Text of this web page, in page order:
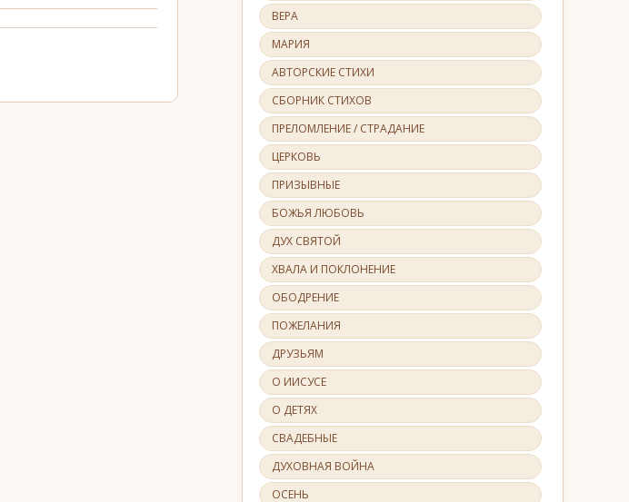
ВЕРА
МАРИЯ
АВТОРСКИЕ СТИХИ
СБОРНИК СТИХОВ
ПРЕЛОМЛЕНИЕ / СТРАДАНИЕ
ЦЕРКОВЬ
ПРИЗЫВНЫЕ
БОЖЬЯ ЛЮБОВЬ
ДУХ СВЯТОЙ
ХВАЛА И ПОКЛОНЕНИЕ
ОБОДРЕНИЕ
ПОЖЕЛАНИЯ
ДРУЗЬЯМ
О ИИСУСЕ
О ДЕТЯХ
СВАДЕБНЫЕ
ДУХОВНАЯ ВОЙНА
ОСЕНЬ